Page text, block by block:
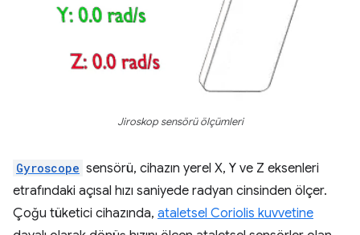
Jiroskop sensörü ölçümleri
Gyroscope sensörü, cihazın yerel X, Y ve Z eksenleri
etrafındaki açısal hızı saniyede radyan cinsinden ölçer.
Çoğu tüketici cihazında, ataletsel Coriolis kuvvetine